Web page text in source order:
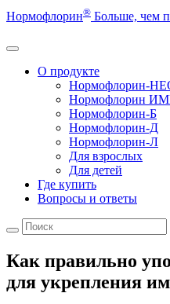
Нормофлорин® Больше, чем
О продукте
Нормофлорин-
Нормофлорин
Нормофлорин-Б
Нормофлорин-Д
Нормофлорин-Л
Для взрослых
Для детей
Где купить
Вопросы и ответы
Как правильно
для укрепления